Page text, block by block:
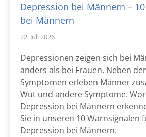
Depression bei Männern –
bei Männern
22. Juli 2026
Depressionen zeigen sich bei
anders als bei Frauen. Neben
Symptomen erleben Männer
Wut und andere Symptome.
Depression bei Männern
Sie in unseren 10 Warnsignalen
Depression bei Männern.